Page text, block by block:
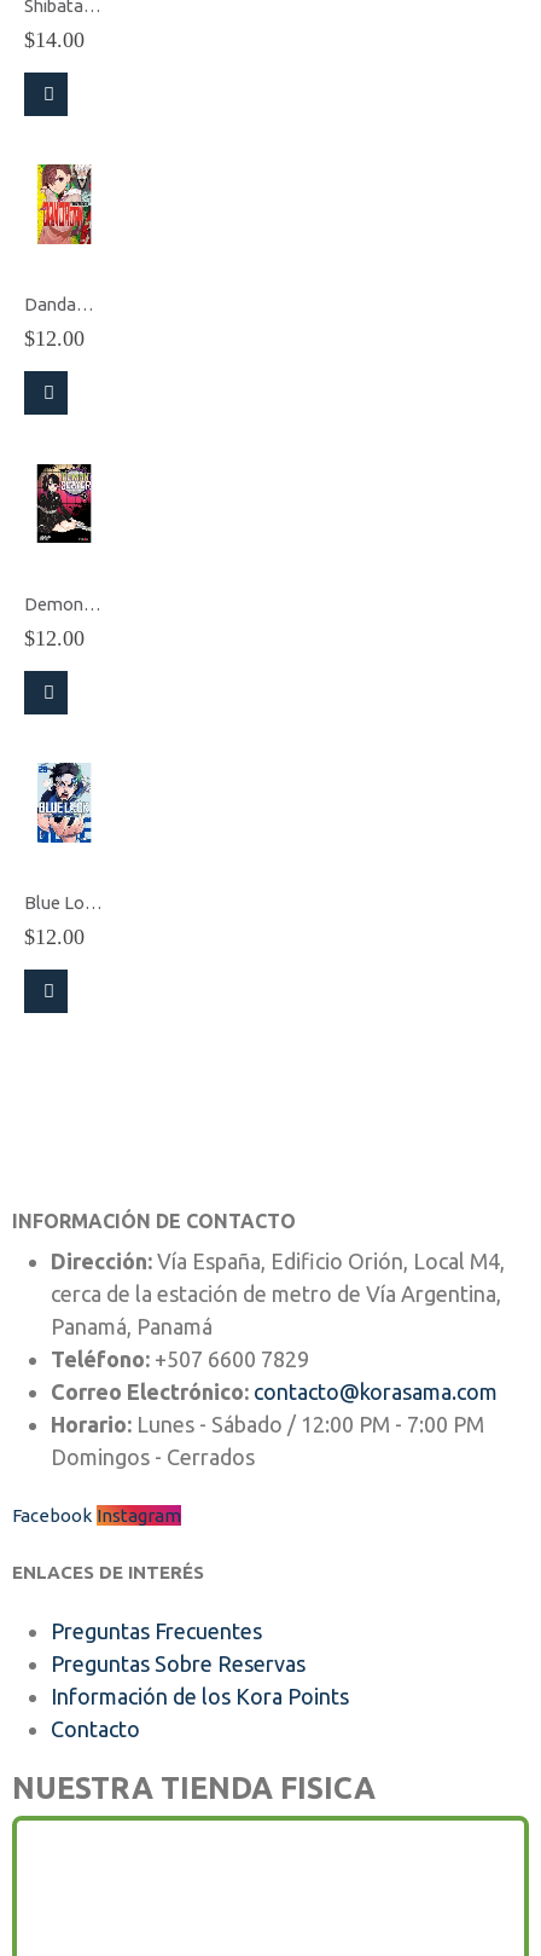
Shibatarian Vol.1
$14.00
Dandadan vol.1 (Español)
$12.00
Demon Slayer: Kimetsu No Yaiba vol.18
$12.00
Blue Lock Vol.29- Manga
$12.00
INFORMACIÓN DE CONTACTO
Dirección: Vía España, Edificio Orión, Local M4,
cerca de la estación de metro de Vía Argentina,
Panamá, Panamá
Teléfono: +507 6600 7829
Correo Electrónico: contacto@korasama.com
Horario: Lunes - Sábado / 12:00 PM - 7:00 PM
Domingos - Cerrados
Facebook Instagram
ENLACES DE INTERÉS
Preguntas Frecuentes
Preguntas Sobre Reservas
Información de los Kora Points
Contacto
NUESTRA TIENDA FISICA